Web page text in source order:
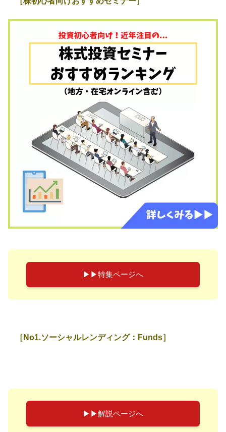
▶︎▶︎特集ページへ
［No1.ソーシャルレンディング：Funds］
▶︎▶︎解説ページへ